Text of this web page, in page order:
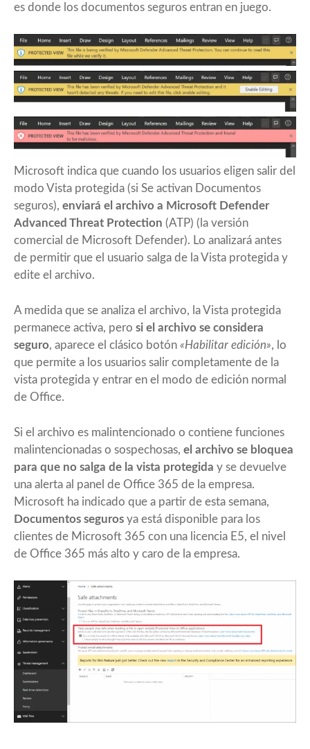
es donde los documentos seguros entran en juego.
Microsoft indica que cuando los usuarios eligen salir del
modo Vista protegida (si Se activan Documentos
seguros), enviará el archivo a Microsoft Defender
Advanced Threat Protection (ATP) (la versión
comercial de Microsoft Defender). Lo analizará antes
de permitir que el usuario salga de la Vista protegida y
edite el archivo.
A medida que se analiza el archivo, la Vista protegida
permanece activa, pero si el archivo se considera
seguro, aparece el clásico botón «Habilitar edición», lo
que permite a los usuarios salir completamente de la
vista protegida y entrar en el modo de edición normal
de Office.
Si el archivo es malintencionado o contiene funciones
malintencionadas o sospechosas, el archivo se bloquea
para que no salga de la vista protegida y se devuelve
una alerta al panel de Office 365 de la empresa.
Microsoft ha indicado que a partir de esta semana,
Documentos seguros ya está disponible para los
clientes de Microsoft 365 con una licencia E5, el nivel
de Office 365 más alto y caro de la empresa.